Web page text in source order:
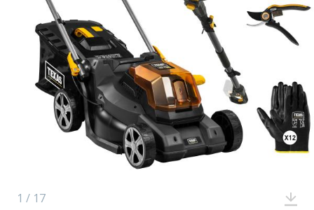
1 / 17